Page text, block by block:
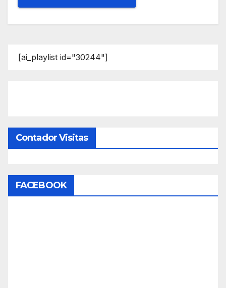
[ai_playlist id="30244"]
Contador Visitas
FACEBOOK